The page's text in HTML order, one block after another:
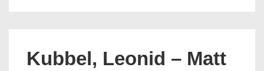
Kubbel, Leonid – Matt